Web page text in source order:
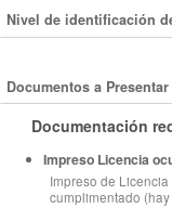
Nivel de identificación
Documentos a Presentar
Documentación
Impreso Licencia
Impreso de
cumplimentado